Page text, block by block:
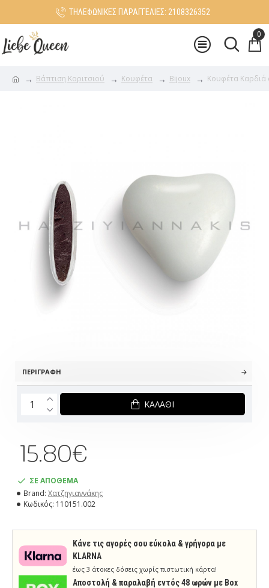
ΤΗΛΕΦΩΝΙΚΕΣ ΠΑΡΑΓΓΕΛΙΕΣ: 2108326352
0
Βάπτιση Κοριτσιού Κουφέτα Bijoux Κουφέτα Καρδιά
ΠΕΡΙΓΡΑΦΉ
ΣΕ ΑΠΟΘΕΜΑ
Brand: Χατζηγιαννάκης
Κωδικός: 110151.002
15.80€
ΚΑΛΆΘΙ
Κάνε τις αγορές σου εύκολα & γρήγορα με
KLARNA
έως 3 άτοκες δόσεις χωρίς πιστωτική κάρτα!
Aποστολή & παραλαβή εντός 48 ωρών με Box